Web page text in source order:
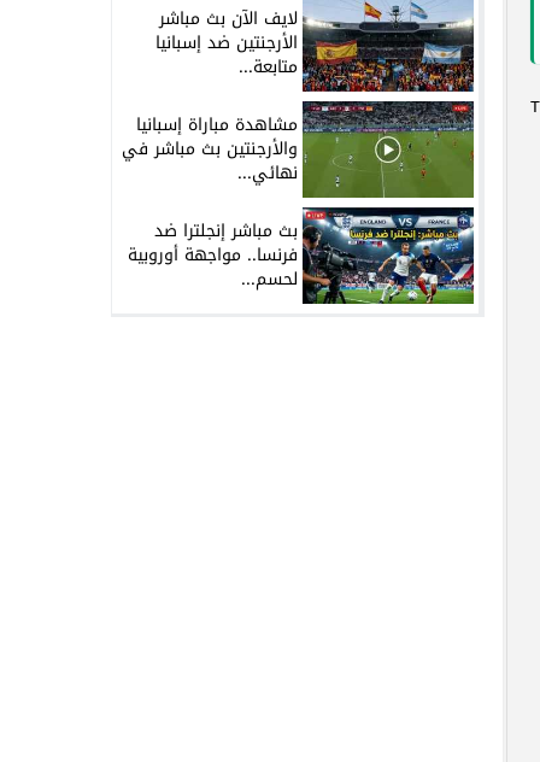
لايف الآن بث مباشر
الأرجنتين ضد إسبانيا
متابعة...
مشاهدة مباراة إسبانيا
والأرجنتين بث مباشر في
نهائي...
بث مباشر إنجلترا ضد
فرنسا.. مواجهة أوروبية
لحسم...